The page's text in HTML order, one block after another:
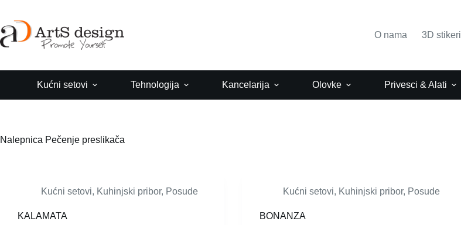
content
O nama
3D stikeri
Kućni setovi Tehnologija Kancelarija Olovke Privesci & Alati
Nalepnica Pečenje preslikača
Kućni setovi, Kuhinjski pribor, Posude
KALAMATA
Kućni setovi, Kuhinjski pribor, Posude
BONANZA